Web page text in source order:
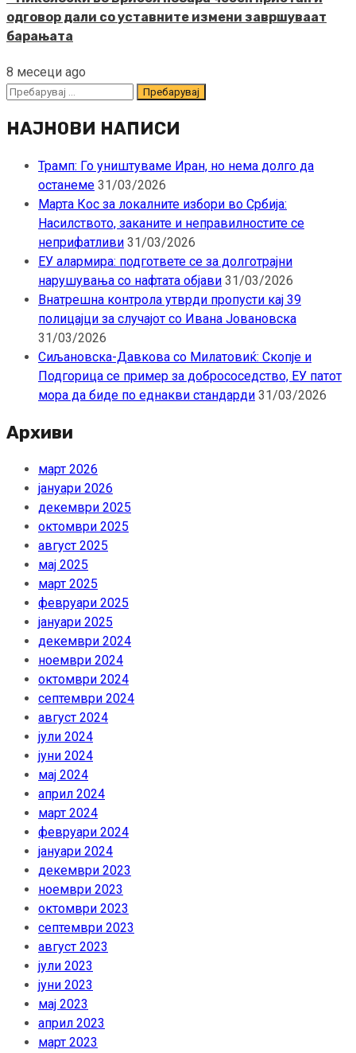
одговор дали со уставните измени завршуваат
барањата
8 месеци ago
Пребарувај
НАЈНОВИ НАПИСИ
Трамп: Го уништуваме Иран, но нема долго да
останеме 31/03/2026
Марта Кос за локалните избори во Србија:
Насилството, заканите и неправилностите се
неприфатливи 31/03/2026
ЕУ алармира: подгответе се за долготрајни
нарушувања со нафтата објави 31/03/2026
Внатрешна контрола утврди пропусти кај 39
полицајци за случајот со Ивана Јовановска
31/03/2026
Сиљановска-Давкова со Милатовиќ: Скопје и
Подгорица се пример за добрососедство, ЕУ патот
мора да биде по еднакви стандарди 31/03/2026
Архиви
март 2026
јануари 2026
декември 2025
октомври 2025
август 2025
мај 2025
март 2025
февруари 2025
јануари 2025
декември 2024
ноември 2024
октомври 2024
септември 2024
август 2024
јули 2024
јуни 2024
мај 2024
април 2024
март 2024
февруари 2024
јануари 2024
декември 2023
ноември 2023
октомври 2023
септември 2023
август 2023
јули 2023
јуни 2023
мај 2023
април 2023
март 2023